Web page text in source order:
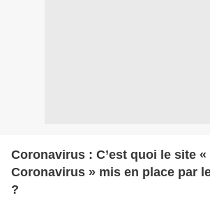
Coronavirus : C’est quoi le site
Coronavirus » mis en place par
?